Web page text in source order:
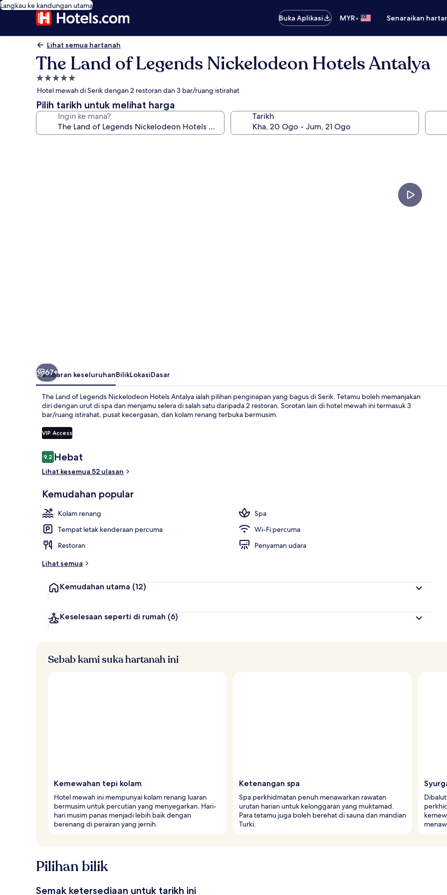
Langkau ke kandungan utama
Buka Aplikasi
MYR• Senaraikan
Lihat semua hartanah
The Land of Legends Nickelodeon Hotels Antalya
Hartanah
5.0
bintang
Hotel mewah di Serik dengan 2 restoran dan 3 bar/ruang istirahat
Pilih tarikh untuk melihat harga
Ingin ke mana? Tarikh
67+
Gambaran keseluruhanBilikLokasiDasar
The Land of Legends Nickelodeon Hotels Antalya ialah pilihan penginapan yang bagus di Serik. Tetamu boleh memanjakan
diri dengan urut di spa dan menjamu selera di salah satu daripada 2 restoran. Sorotan lain di hotel mewah ini termasuk 3
bar/ruang istirahat, pusat kecergasan, dan kolam renang terbuka bermusim.
VIP Access
Ulasan
9.29.2 daripada 10
Hebat
Lihat kesemua 52 ulasan
Kemudahan popular
Kolam renang
Spa
Tempat letak kenderaan percuma
Wi-Fi percuma
Restoran
Penyaman udara
Lihat semua
Kemudahan utama (12)
Keselesaan seperti di rumah (6)
Sebab kami suka hartanah ini
Kemewahan tepi kolam
Hotel mewah ini mempunyai kolam renang luaran
bermusim untuk percutian yang menyegarkan. Hari-
hari musim panas menjadi lebih baik dengan
berenang di perairan yang jernih.
Ketenangan spa
Spa perkhidmatan penuh menawarkan rawatan
urutan harian untuk kelonggaran yang muktamad.
Para tetamu juga boleh berehat di sauna dan mandian
Turki.
Pilihan bilik
Semak ketersediaan untuk tarikh ini